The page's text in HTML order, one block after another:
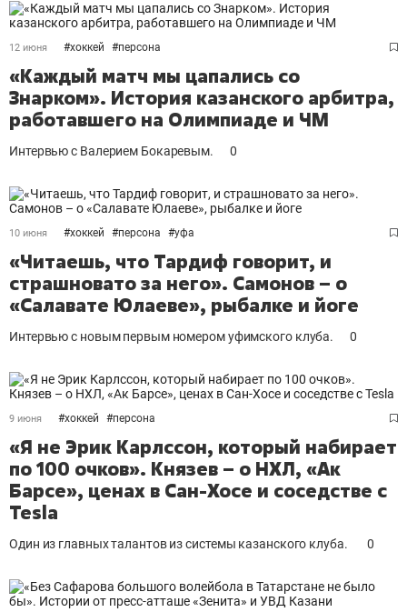
12 июня #хоккей #персона
«Каждый матч мы цапались со
Знарком». История казанского арбитра,
работавшего на Олимпиаде и ЧМ
Интервью с Валерием Бокаревым. 0
10 июня #хоккей #персона #уфа
«Читаешь, что Тардиф говорит, и
страшновато за него». Самонов – о
«Салавате Юлаеве», рыбалке и йоге
Интервью с новым первым номером уфимского клуба. 0
9 июня #хоккей #персона
«Я не Эрик Карлссон, который набирает
по 100 очков». Князев – о НХЛ, «Ак
Барсе», ценах в Сан-Хосе и соседстве с
Tesla
Один из главных талантов из системы казанского клуба. 0